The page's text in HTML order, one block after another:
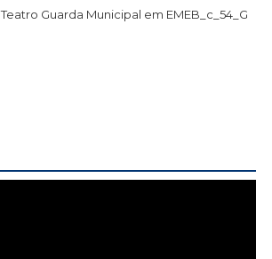
Teatro Guarda Municipal em EMEB_c_54_G